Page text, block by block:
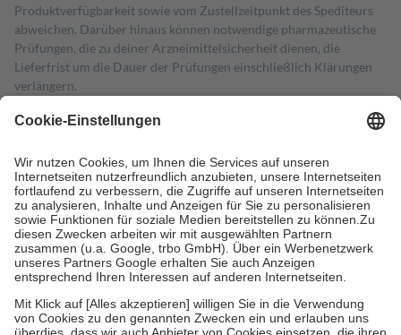
Produktverfügbarkeit sowie vom Zustellzeitpunkt des Spediteurs
abweichen. Darüber hinaus können notwendige pharmazeutische
Prüfungen, die zu deiner Arzneimittelsicherheit dienen, die
Lieferfrist um die Dauer der Prüfungen einschließlich Klärungen
verlängern.
4Für verschreibungspflichtige Medikamente stellt der Arzt ein
gesetzliche Krankenversicherung übernimmt in der Regel die
Kosten dafür, der Versicherte trägt einen Teil davon als Zuzahlung
mit.
Grundsätzlich leisten Mitglieder Zuzahlungen in Höhe von zehn
Prozent des Abgabepreises,mindestensjedochfünf Euro
höchstens zehn Euro.Es sind jedoch nie mehr als die tatsächlichen
Kosten der Leistung zu entrichten.
Diese Regeln gelten grundsätzlich auch für Online-Apotheken.
Bei Heilmitteln und häuslicher Krankenpflege beträgt die
Zuzahlung zehn Prozent der Kosten sowie zehn Euro je